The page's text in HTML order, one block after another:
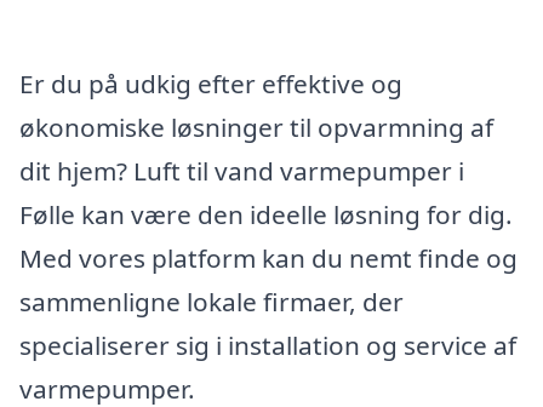
Er du på udkig efter effektive og
økonomiske løsninger til opvarmning af
dit hjem? Luft til vand varmepumper i
Følle kan være den ideelle løsning for dig.
Med vores platform kan du nemt finde og
sammenligne lokale firmaer, der
specialiserer sig i installation og service af
varmepumper.